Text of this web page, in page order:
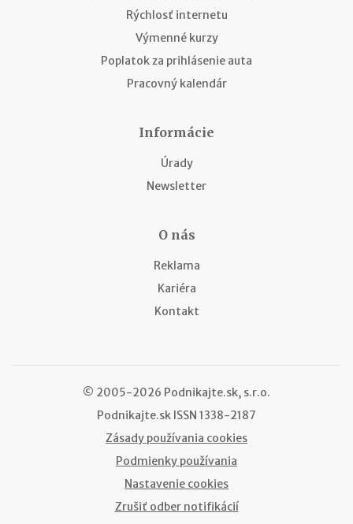
Rýchlosť internetu
Výmenné kurzy
Poplatok za prihlásenie auta
Pracovný kalendár
Informácie
Úrady
Newsletter
O nás
Reklama
Kariéra
Kontakt
© 2005-2026 Podnikajte.sk, s.r.o.
Podnikajte.sk ISSN 1338-2187
Zásady používania cookies
Podmienky používania
Nastavenie cookies
Zrušiť odber notifikácií